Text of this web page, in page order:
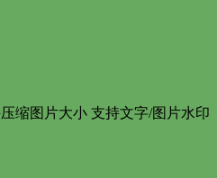
缩图片大小 支持文字/图片水印